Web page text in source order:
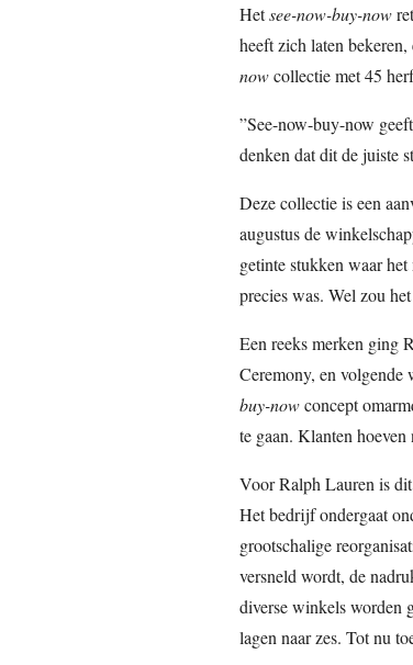
Hetsee-now-buy-now
heeft zich laten bekeren,
nowcollectie met 45
”See-now-buy-now
denken dat dit de juiste
Deze collectie is een
augustus de
getinte stukken waar
precies was. Wel zou
Een reeks merken ging
Ceremony, en
buy-nowconcept
te gaan. Klanten
Voor Ralph Lauren is
Het bedrijf ondergaat
grootschalige
versneld wordt, de
diverse winkels worden
lagen naar zes. Tot nu